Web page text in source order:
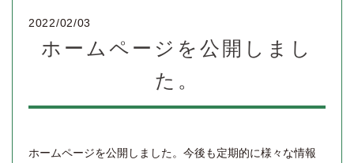
2022/02/03
ホームページを公開しまし
た。
ホームページを公開しました。今後も定期的に様々な情報